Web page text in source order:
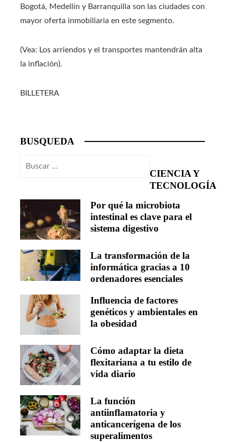
Bogotá, Medellín y Barranquilla son las ciudades con
mayor oferta inmobiliaria en este segmento.
(Vea: Los arriendos y el transportes mantendrán alta
la inflación).
BILLETERA
BUSQUEDA
Buscar:
CIENCIA Y
TECNOLOGÍA
Por qué la microbiota
intestinal es clave para el
sistema digestivo
La transformación de la
informática gracias a 10
ordenadores esenciales
Influencia de factores
genéticos y ambientales en
la obesidad
Cómo adaptar la dieta
flexitariana a tu estilo de
vida diario
La función
antiinflamatoria y
anticancerígena de los
superalimentos